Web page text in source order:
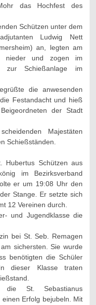
das Hochfest des
Schützen unter dem
Ludwig Nett
an, legten am
nieder und zogen im
zur Schießanlage im
die anwesenden
Festandacht und hieß
der Stadt
Majestäten
Schießständen.
Hubertus Schützen aus
im Bezirksverband
er um 19:08 Uhr den
Stange. Er setzte sich
12 Vereinen durch.
und Jugendklasse die
bei St. Seb. Remagen
sichersten. Sie wurde
benötigten die Schüler
dieser Klasse traten
die St. Sebastianus
Erfolg bejubeln. Mit